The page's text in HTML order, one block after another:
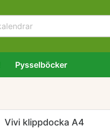
Pysselböcker
Vivi klippdocka A4